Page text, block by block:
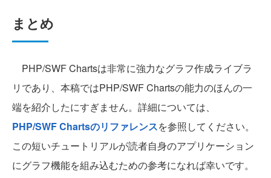
まとめ
PHP/SWF Chartsは非常に強力なグラフ作成ライブラ
リであり、本稿ではPHP/SWF Chartsの能力のほんの一
端を紹介したにすぎません。詳細については、
PHP/SWF Chartsのリファレンスを参照してください。
この短いチュートリアルが読者自身のアプリケーション
にグラフ機能を組み込むための参考になれば幸いです。